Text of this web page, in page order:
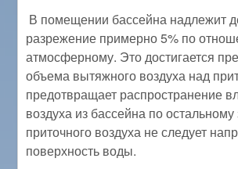
В помещении бассейна надлежит
разрежение примерно 5% по
атмосферному. Это достигается
объема вытяжного воздуха над
предотвращает распространение
воздуха из бассейна по
приточного воздуха не следует
поверхность воды.